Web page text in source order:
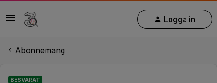
Logga in
Abonnemang
BESVARAT